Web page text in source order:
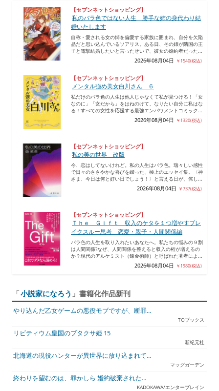
【セブンネットショッピング】
私のバラ色ではない人生 勝手な姉の身代わり結
婚いたします
自称・愛される女の姉を偏愛する家族に囲まれ、自分を欠陥
品だと思い込んでいるソアリス。ある日、その姉が隣国の王
子と電撃結婚したいと言ったせいで、彼女の婚約者だった...
2026年08月04日 ￥1540(税込)
【セブンネットショッピング】
メンタル強め美女白川さん ６
私だけのバラ色の人生は他人じゃなくて私が見つける！「女
なのに」「女だから」をはねのけて、なりたい自分に私はな
る！すべての女性を応援する最強エンパワメントコミック...
2026年08月04日 ￥1320(税込)
【セブンネットショッピング】
私の美の世界 改版
今、恋はしてないけれど。私の人生はバラ色。瑞々しい感性
で日々のささやかな喜びを綴った、極上のエッセイ集。〈神
さま、今日は何と好い日でしょう！〉と言える日が、侘し...
2026年08月04日 ￥737(税込)
【セブンネットショッピング】
Ｔｈｅ Ｇｉｆｔ 収入のケタを１つ増やすブレ
イクスルー思考 恋愛・親子・人間関係編
バラ色の人生を取り入れたいあなたへ。私たちの悩みの９割
は人間関係?なぜ、人間関係を整えると収入の桁が増えるの
か？現代のアルケミスト（錬金術師）と呼ばれた著者によ...
2026年08月04日 ￥1980(税込)
「小説家になろう 」書籍化作品新刊
やり込んだ乙女ゲームの悪役モブですが、断罪...
TOブックス
リビティウム皇国のブタクサ姫 15
新紀元社
北海道の現役ハンターが異世界に放り込まれて...
マッグガーデン
終わりを望むのは、罪かしら 婚約破棄された...
KADOKAWA/エンターブレイン